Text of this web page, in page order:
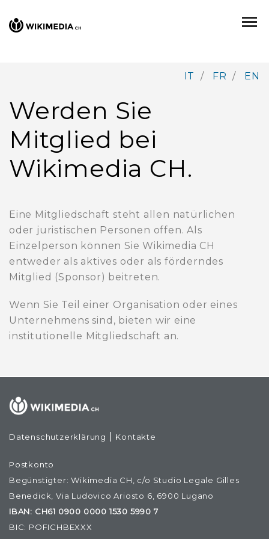
IT / FR / EN
Werden Sie
Mitglied bei
Wikimedia CH.
Eine Mitgliedschaft steht allen natürlichen
oder juristischen Personen offen. Als
Einzelperson können Sie Wikimedia CH
entweder als aktives oder als förderndes
Mitglied (Sponsor) beitreten.
Wenn Sie Teil einer Organisation oder eines
Unternehmens sind, bieten wir eine
institutionelle Mitgliedschaft an.
Datenschutzerklärung Kontakte
Postkonto
Begünstigter: Wikimedia CH, c/o Studio Legale Gilles
Benedick, Via Ludovico Ariosto 6, 6900 Lugano
IBAN: CH61 0900 0000 1530 5990 7
BIC: POFICHBEXXX